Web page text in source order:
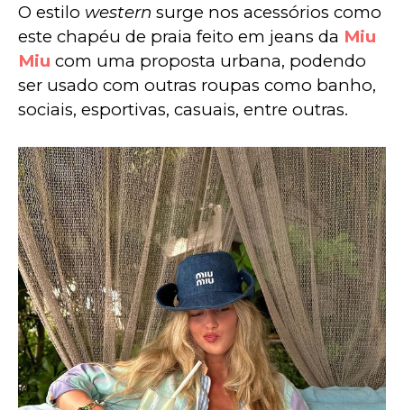
O estilo western surge nos acessórios como
este chapéu de praia feito em jeans da Miu
Miu com uma proposta urbana, podendo
ser usado com outras roupas como banho,
sociais, esportivas, casuais, entre outras.